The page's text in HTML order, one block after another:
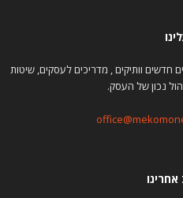
חדשים וותיקים , מדריכים לעסקים, שיטות
נכון של העסק.